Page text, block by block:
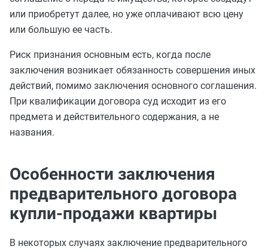
или приобретут далее, но уже оплачивают всю цену
или большую ее часть.
Риск признания основным есть, когда после
заключения возникает обязанность совершения иных
действий, помимо заключения основного соглашения.
При квалификации договора суд исходит из его
предмета и действительного содержания, а не
названия.
Особенности заключения
предварительного договора
купли-продажи квартиры
В некоторых случаях заключение предварительного